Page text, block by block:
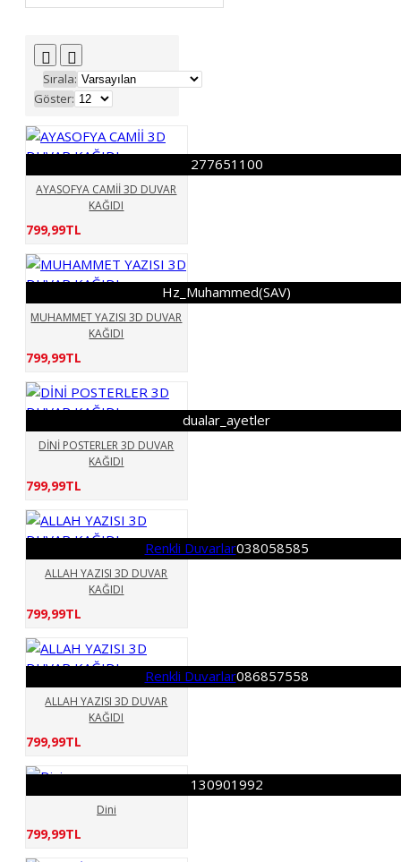
130901992
143558008
152088154
259890858
277651100
323668696
331476547
Dini
Elit Modern
Hz_MuhammedSAV
dualar_ayetler
Sırala:
Göster:
277651100
AYASOFYA CAMİİ 3D DUVAR
KAĞIDI
799,99TL
Hz_Muhammed(SAV)
MUHAMMET YAZISI 3D DUVAR
KAĞIDI
799,99TL
dualar_ayetler
DİNİ POSTERLER 3D DUVAR
KAĞIDI
799,99TL
Renkli Duvarlar038058585
ALLAH YAZISI 3D DUVAR
KAĞIDI
799,99TL
Renkli Duvarlar086857558
ALLAH YAZISI 3D DUVAR
KAĞIDI
799,99TL
130901992
Dini
799,99TL